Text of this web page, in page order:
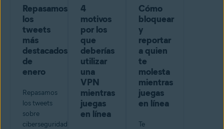
Repasamos
los
tweets
más
destacados
de
enero
Repasamos
los tweets
sobre
ciberseguridad
4
motivos
por los
que
deberías
utilizar
una
VPN
mientras
juegas
en línea
Cómo
bloquear
y
reportar
a quien
te
molesta
mientras
juegas
en línea
Te